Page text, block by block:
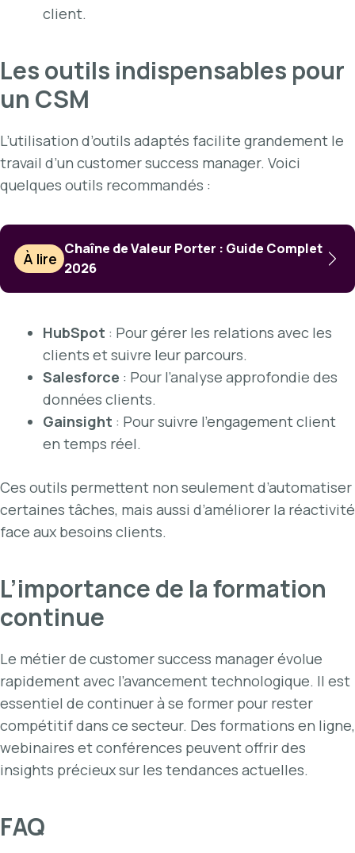
client.
Les outils indispensables pour
un CSM
L’utilisation d’outils adaptés facilite grandement le
travail d’un customer success manager. Voici
quelques outils recommandés :
À lire
Chaîne de Valeur Porter : Guide Complet
2026
HubSpot : Pour gérer les relations avec les
clients et suivre leur parcours.
Salesforce : Pour l’analyse approfondie des
données clients.
Gainsight : Pour suivre l’engagement client
en temps réel.
Ces outils permettent non seulement d’automatiser
certaines tâches, mais aussi d’améliorer la réactivité
face aux besoins clients.
L’importance de la formation
continue
Le métier de customer success manager évolue
rapidement avec l’avancement technologique. Il est
essentiel de continuer à se former pour rester
compétitif dans ce secteur. Des formations en ligne,
webinaires et conférences peuvent offrir des
insights précieux sur les tendances actuelles.
FAQ